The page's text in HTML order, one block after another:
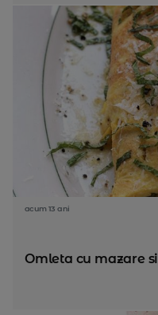
acum 13 ani
Omleta cu mazare si